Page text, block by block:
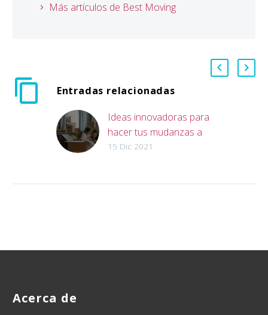
Más artículos de Best Moving
Entradas relacionadas
Ideas innovadoras para
hacer tus mudanzas a
Europa
15 Dic 2021
Acerca de